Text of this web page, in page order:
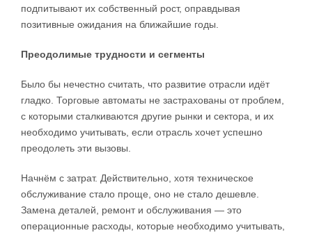
подпитывают их собственный рост, оправдывая
позитивные ожидания на ближайшие годы.
Преодолимые трудности и сегменты
Было бы нечестно считать, что развитие отрасли идёт
гладко. Торговые автоматы не застрахованы от проблем,
с которыми сталкиваются другие рынки и сектора, и их
необходимо учитывать, если отрасль хочет успешно
преодолеть эти вызовы.
Начнём с затрат. Действительно, хотя техническое
обслуживание стало проще, оно не стало дешевле.
Замена деталей, ремонт и обслуживания — это
операционные расходы, которые необходимо учитывать,